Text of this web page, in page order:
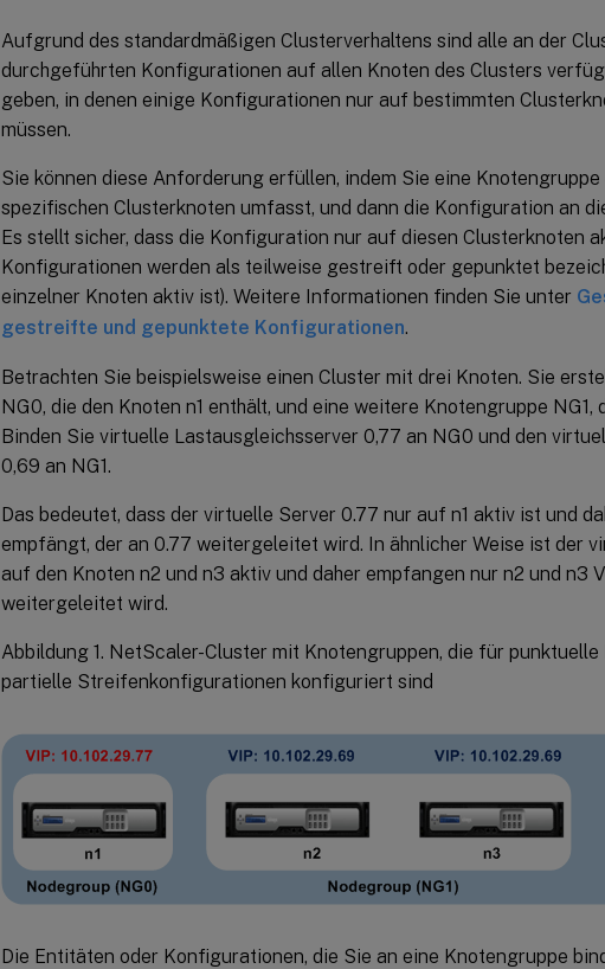
Aufgrund des standardmäßigen Clusterverhaltens sind alle an der
durchgeführten Konfigurationen auf allen Knoten des Clusters
geben, in denen einige Konfigurationen nur auf bestimmten
müssen.
Sie können diese Anforderung erfüllen, indem Sie eine
spezifischen Clusterknoten umfasst, und dann die Konfiguration an
Es stellt sicher, dass die Konfiguration nur auf diesen Clusterknoten
Konfigurationen werden als teilweise gestreift oder gepunktet
einzelner Knoten aktiv ist). Weitere Informationen finden Sie unter
gestreifte und gepunktete Konfigurationen.
Betrachten Sie beispielsweise einen Cluster mit drei Knoten. Sie
NG0, die den Knoten n1 enthält, und eine weitere Knotengruppe NG1,
Binden Sie virtuelle Lastausgleichsserver 0,77 an NG0 und den
0,69 an NG1.
Das bedeutet, dass der virtuelle Server 0.77 nur auf n1 aktiv ist und
empfängt, der an 0.77 weitergeleitet wird. In ähnlicher Weise ist der
auf den Knoten n2 und n3 aktiv und daher empfangen nur n2 und n3
weitergeleitet wird.
Abbildung 1. NetScaler-Cluster mit Knotengruppen, die für
partielle Streifenkonfigurationen konfiguriert sind
Die Entitäten oder Konfigurationen, die Sie an eine Knotengruppe